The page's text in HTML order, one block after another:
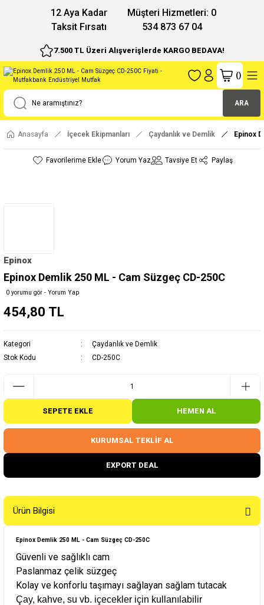
12 Aya Kadar
Taksit Fırsatı
Müşteri Hizmetleri: 0
534 873 67 04
7.500 TL Üzeri Alışverişlerde KARGO BEDAVA!
ARA
()
Anasayfa İçecek Ekipmanları Çaydanlık ve Demlik Epinox
Yorum Yaz Tavsiye Et Paylaş
Epinox
Epinox Demlik 250 ML - Cam Süzgeç CD-250C
0 yorumu gör - Yorum Yap
454,80 TL
Kategori
Çaydanlık ve Demlik
Stok Kodu
CD-250C
SEPETE EKLE HEMEN AL
KURUMSAL TEKLİF AL
EXPORT DEAL
Ürün Bilgisi
Epinox Demlik 250 ML - Cam Süzgeç CD-250C
Güvenli ve sağlıklı cam
Paslanmaz çelik süzgeç
Kolay ve konforlu taşımayı sağlayan sağlam tutacak
Çay, kahve, su vb. içecekler için kullanılabilir